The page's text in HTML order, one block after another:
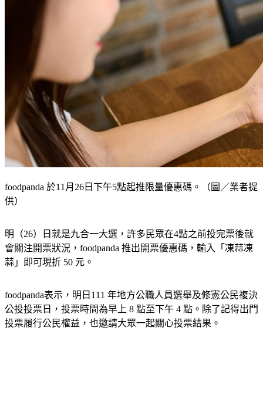
foodpanda 於11月26日下午5點起推限量優惠碼。（圖／業者提
供）
明（26）日就是九合一大選，許多民眾在4點之前投完票後就
會關注開票狀況，foodpanda 推出開票優惠碼，輸入「凍蒜凍
蒜」即可現折 50 元。
foodpanda表示，明日111 年地方公職人員選舉及修憲公民複決
公投投票日，投票時間為早上 8 點至下午 4 點。除了記得出門
投票履行公民權益，也邀請大眾一起關心投票結果。